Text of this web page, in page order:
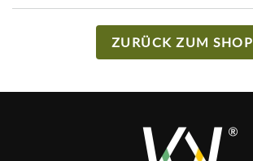
ZURÜCK ZUM SHOP